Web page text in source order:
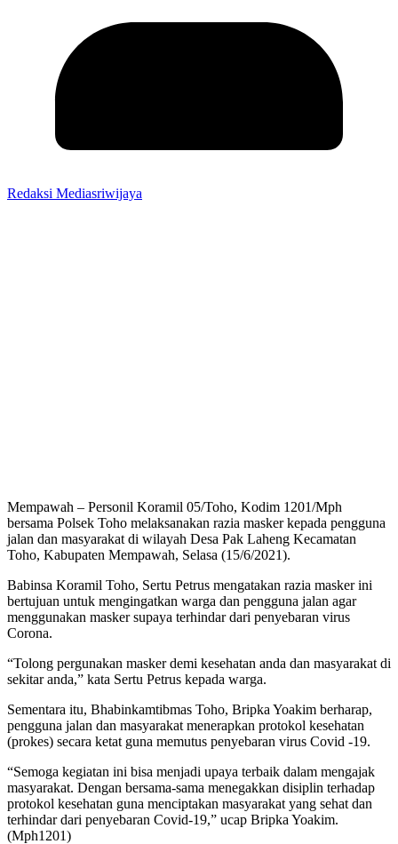
Redaksi Mediasriwijaya
Mempawah – Personil Koramil 05/Toho, Kodim 1201/Mph
bersama Polsek Toho melaksanakan razia masker kepada pengguna
jalan dan masyarakat di wilayah Desa Pak Laheng Kecamatan
Toho, Kabupaten Mempawah, Selasa (15/6/2021).
Babinsa Koramil Toho, Sertu Petrus mengatakan razia masker ini
bertujuan untuk mengingatkan warga dan pengguna jalan agar
menggunakan masker supaya terhindar dari penyebaran virus
Corona.
“Tolong pergunakan masker demi kesehatan anda dan masyarakat di
sekitar anda,” kata Sertu Petrus kepada warga.
Sementara itu, Bhabinkamtibmas Toho, Bripka Yoakim berharap,
pengguna jalan dan masyarakat menerapkan protokol kesehatan
(prokes) secara ketat guna memutus penyebaran virus Covid -19.
“Semoga kegiatan ini bisa menjadi upaya terbaik dalam mengajak
masyarakat. Dengan bersama-sama menegakkan disiplin terhadap
protokol kesehatan guna menciptakan masyarakat yang sehat dan
terhindar dari penyebaran Covid-19,” ucap Bripka Yoakim.
(Mph1201)